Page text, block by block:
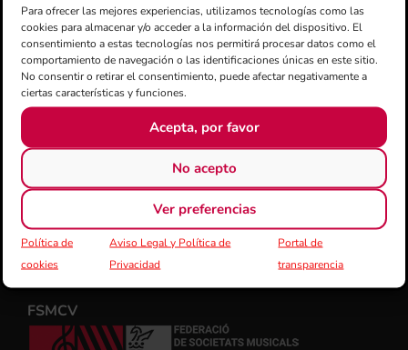
Para ofrecer las mejores experiencias, utilizamos tecnologías como las
cookies para almacenar y/o acceder a la información del dispositivo. El
consentimiento a estas tecnologías nos permitirá procesar datos como el
comportamiento de navegación o las identificaciones únicas en este sitio.
No consentir o retirar el consentimiento, puede afectar negativamente a
ciertas características y funciones.
Acepta, por favor
No acepto
Ver preferencias
Política de
cookies
Aviso Legal y Política de
Privacidad
Portal de
transparencia
ESDEVENIMENT
FSMCV